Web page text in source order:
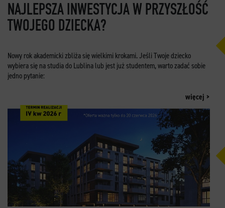
NAJLEPSZA INWESTYCJA W PRZYSZŁOŚĆ
TWOJEGO DZIECKA?
Nowy rok akademicki zbliża się wielkimi krokami. Jeśli Twoje dziecko
wybiera się na studia do Lublina lub jest już studentem, warto zadać sobie
jedno pytanie:
więcej >